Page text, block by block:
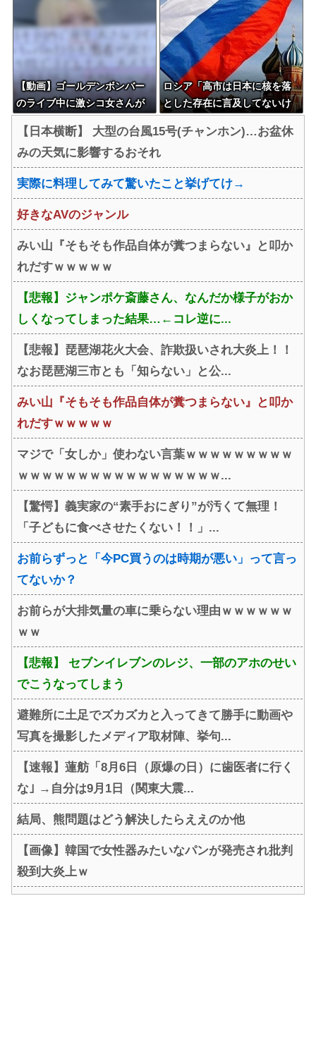
【動画】ゴールデンボンバー
のライブ中に激シコ女さんが
ロシア「高市は日本に核を落
とした存在に言及してないけ
w」
【日本横断】 大型の台風15号(チャンホン)…お盆休
みの天気に影響するおそれ
実際に料理してみて驚いたこと挙げてけ→
好きなAVのジャンル
みい山『そもそも作品自体が糞つまらない』と叩か
れだすｗｗｗｗｗ
【悲報】ジャンポケ斎藤さん、なんだか様子がおか
しくなってしまった結果…←コレ逆に...
【悲報】琵琶湖花火大会、詐欺扱いされ大炎上！！
なお琵琶湖三市とも「知らない」と公...
みい山『そもそも作品自体が糞つまらない』と叩か
れだすｗｗｗｗｗ
マジで「女しか」使わない言葉ｗｗｗｗｗｗｗｗｗ
ｗｗｗｗｗｗｗｗｗｗｗｗｗｗｗｗｗ...
【驚愕】義実家の“素手おにぎり”が汚くて無理！
「子どもに食べさせたくない！！」...
お前らずっと「今PC買うのは時期が悪い」って言っ
てないか？
お前らが大排気量の車に乗らない理由ｗｗｗｗｗｗ
ｗｗ
【悲報】 セブンイレブンのレジ、一部のアホのせい
でこうなってしまう
避難所に土足でズカズカと入ってきて勝手に動画や
写真を撮影したメディア取材陣、挙句...
【速報】蓮舫「8月6日（原爆の日）に歯医者に行く
な｣ →自分は9月1日（関東大震...
結局、熊問題はどう解決したらええのか他
【画像】韓国で女性器みたいなパンが発売され批判
殺到大炎上ｗ